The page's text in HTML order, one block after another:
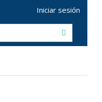
Iniciar sesión